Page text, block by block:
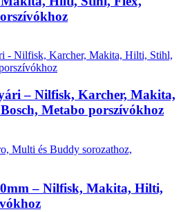
– Nilfisk, Karcher, Makita,
Metabo porszívókhoz
– Nilfisk, Makita, Hilti,